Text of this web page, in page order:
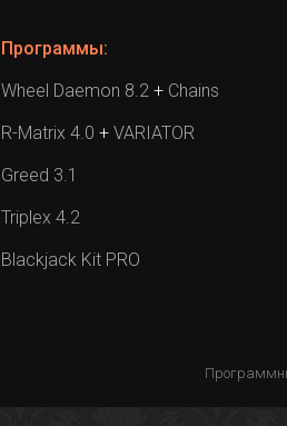
Программы:
Wheel Daemon 8.2+ Chains
R-Matrix 4.0 + VARIATOR
Greed 3.1
Triplex 4.2
Blackjack Kit PRO